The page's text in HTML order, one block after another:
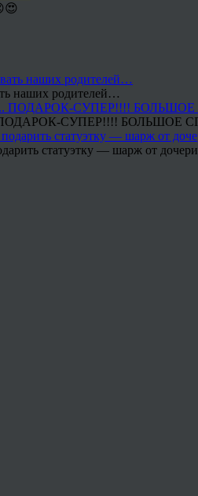
наших родителей…
СУПЕР!!!! БОЛЬШОЕ
статуэтку — шарж от